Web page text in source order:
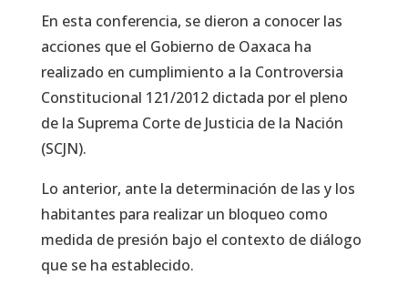
En esta conferencia, se dieron a conocer las
acciones que el Gobierno de Oaxaca ha
realizado en cumplimiento a la Controversia
Constitucional 121/2012 dictada por el pleno
de la Suprema Corte de Justicia de la Nación
(SCJN).
Lo anterior, ante la determinación de las y los
habitantes para realizar un bloqueo como
medida de presión bajo el contexto de diálogo
que se ha establecido.